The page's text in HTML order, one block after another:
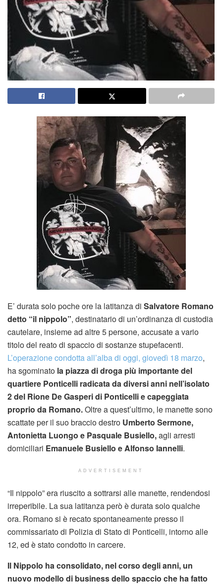
E’ durata solo poche ore la latitanza di Salvatore Romano
detto “il nippolo”, destinatario di un’ordinanza di custodia
cautelare, insieme ad altre 5 persone, accusate a vario
titolo del reato di spaccio di sostanze stupefacenti.
L’operazione condotta all’alba di oggi, giovedì 18 marzo,
ha sgominato la piazza di droga più importante del
quartiere Ponticelli radicata da diversi anni nell’isolato
2 del Rione De Gasperi di Ponticelli e capeggiata
proprio da Romano.Oltre a quest’ultimo, le manette sono
scattate per il suo braccio destro Umberto Sermone,
Antonietta Luongo e Pasquale Busiello,agli arresti
domiciliari Emanuele Busiello e Alfonso Iannelli.
ADVERTISEMENT
“Il nippolo” era riuscito a sottrarsi alle manette, rendendosi
irreperibile. La sua latitanza però è durata solo qualche
ora. Romano si è recato spontaneamente presso il
commissariato di Polizia di Stato di Ponticelli, intorno alle
12, ed è stato condotto in carcere.
Il Nippolo ha consolidato, nel corso degli anni, un
nuovo modello di business dello spaccio che ha fatto